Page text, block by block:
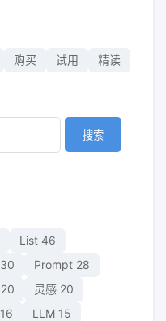
购买 试用
精读
搜索
List 46
30 Prompt 28
20 灵感 20
16 LLM 15